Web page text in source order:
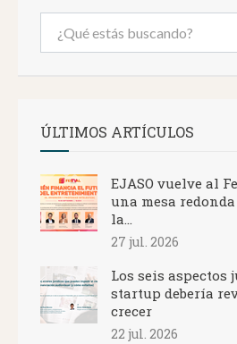
ÚLTIMOS ARTÍCULOS
EJASO vuelve al
una mesa
la...
27 jul. 2026
Los seis aspectos
startup debería
crecer
22 jul. 2026